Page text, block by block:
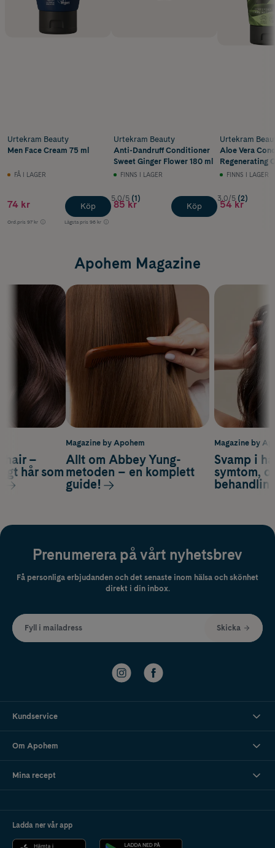
Urtekram Beauty
Men Face Cream 75 ml
FÅ I LAGER
74 kr
Ord.pris 97 kr Lägsta pris 96 kr
Köp
Urtekram Beauty
Anti-Dandruff Conditioner
Sweet Ginger Flower 180 ml
FINNS I LAGER
5.0/5 (1)
85 kr Köp
Urtekram
Aloe Vera
Regenerating
180 ml
FINNS I LAGER
3.0/5 (2)
54 kr
Apohem Magazine
Magazine by
Svamp i
symtom,
hair –
hår som
Magazine by Apohem
Allt om Abbey Yung-
metoden – en komplett
guide!
Prenumerera på vårt nyhetsbrev
Få personliga erbjudanden och det senaste inom hälsa och skönhet
direkt i din inbox.
Fyll i mailadress Skicka
Kundservice
Om Apohem
Mina recept
Ladda ner vår app